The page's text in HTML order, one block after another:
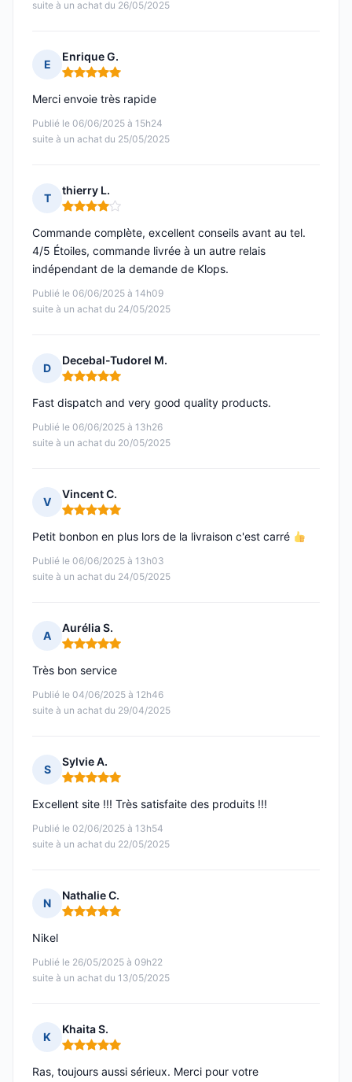
suite à un achat du 26/05/2025
E
Enrique G.
Note : 5 sur 5
Publié le 06/06/2025 à 15h24
suite à un achat du 25/05/2025
Merci envoie très rapide
T
thierry L.
Note : 4 sur 5
Publié le 06/06/2025 à 14h09
suite à un achat du 24/05/2025
Commande complète, excellent conseils avant au tel.
4/5 Étoiles, commande livrée à un autre relais
indépendant de la demande de Klops.
D
Decebal-Tudorel M.
Note : 5 sur 5
Publié le 06/06/2025 à 13h26
suite à un achat du 20/05/2025
Fast dispatch and very good quality products.
V
Vincent C.
Note : 5 sur 5
Publié le 06/06/2025 à 13h03
suite à un achat du 24/05/2025
Petit bonbon en plus lors de la livraison c'est carré
A
Aurélia S.
Note : 5 sur 5
Publié le 04/06/2025 à 12h46
suite à un achat du 29/04/2025
Très bon service
S
Sylvie A.
Note : 5 sur 5
Publié le 02/06/2025 à 13h54
suite à un achat du 22/05/2025
Excellent site !!! Très satisfaite des produits !!!
N
Nathalie C.
Note : 5 sur 5
Publié le 26/05/2025 à 09h22
suite à un achat du 13/05/2025
Nikel
K
Khaita S.
Note : 5 sur 5
Ras, toujours aussi sérieux. Merci pour votre